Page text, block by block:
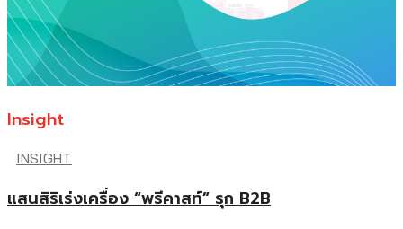
Insight
INSIGHT
แสนสิริเร่งเครื่อง “พรีคาสท์” รุก B2B